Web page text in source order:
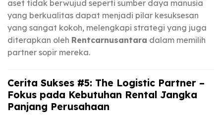
aset tidak berwujud seperti sumber daya manusia
yang berkualitas dapat menjadi pilar kesuksesan
yang sangat kokoh, melengkapi strategi yang juga
diterapkan oleh Rentcarnusantara dalam memilih
partner sopir mereka.
Cerita Sukses #5: The Logistic Partner –
Fokus pada Kebutuhan Rental Jangka
Panjang Perusahaan